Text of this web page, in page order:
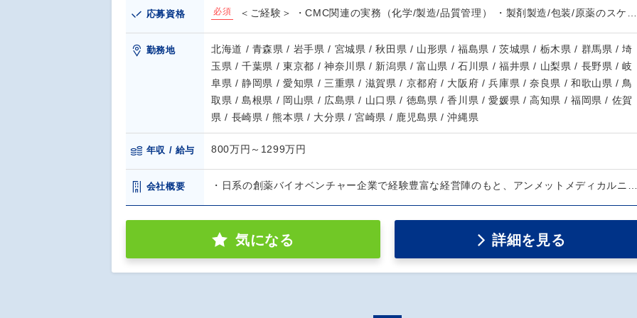
応募資格 必須 ＜ご経験＞ ・CMC関連の実務（化学/製造/品質管理） ・製剤製造/包装/原薬のスケ…
勤務地
北海道 / 青森県 / 岩手県 / 宮城県 / 秋田県 / 山形県 / 福島県 / 茨城県 / 栃木県 / 群馬県 / 埼
玉県 / 千葉県 / 東京都 / 神奈川県 / 新潟県 / 富山県 / 石川県 / 福井県 / 山梨県 / 長野県 / 岐
阜県 / 静岡県 / 愛知県 / 三重県 / 滋賀県 / 京都府 / 大阪府 / 兵庫県 / 奈良県 / 和歌山県 / 鳥
取県 / 島根県 / 岡山県 / 広島県 / 山口県 / 徳島県 / 香川県 / 愛媛県 / 高知県 / 福岡県 / 佐賀
県 / 長崎県 / 熊本県 / 大分県 / 宮崎県 / 鹿児島県 / 沖縄県
年収 / 給与 800万円～1299万円
会社概要 ・日系の創薬バイオベンチャー企業で経験豊富な経営陣のもと、アンメットメディカルニ
気になる 詳細を見る